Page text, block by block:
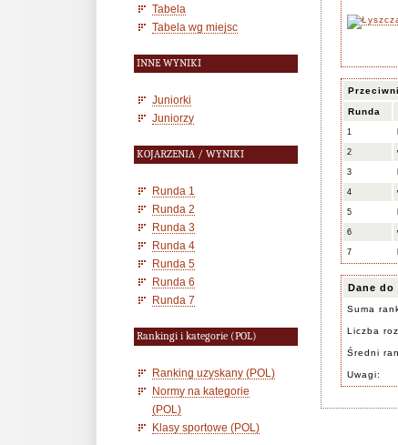
Tabela
Tabela wg miejsc
INNE WYNIKI
Juniorki
Juniorzy
KOJARZENIA / WYNIKI
Runda 1
Runda 2
Runda 3
Runda 4
Runda 5
Runda 6
Runda 7
Rankingi i kategorie (POL)
Ranking uzyskany (POL)
Normy na kategorie
(POL)
Klasy sportowe (POL)
Runda
1
2
3
4
5
6
7
Dane do
Suma
Liczba
Średni
Uwagi: